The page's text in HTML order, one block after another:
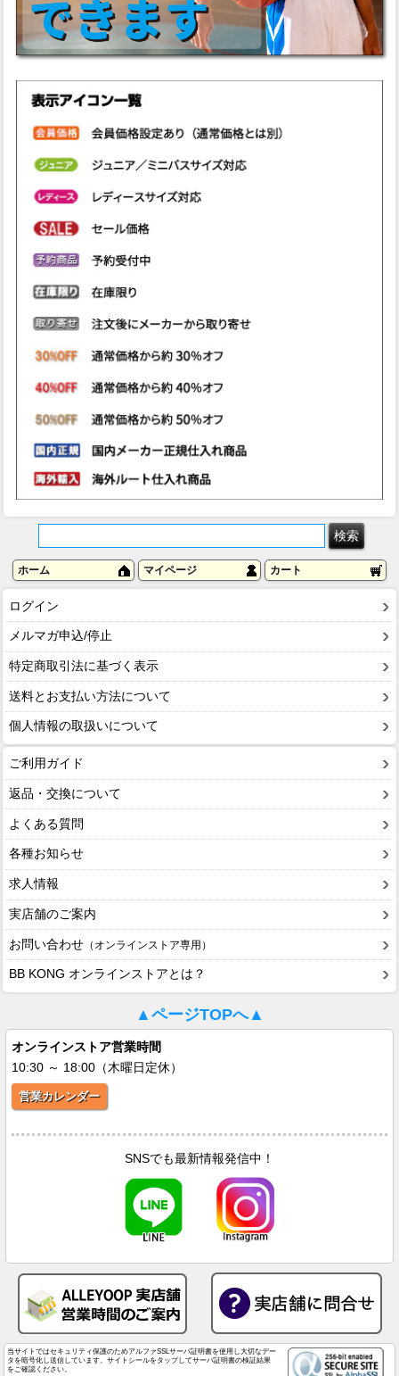
ホーム マイページ カート
ログイン
メルマガ申込/停止
特定商取引法に基づく表示
送料とお支払い方法について
個人情報の取扱いについて
ご利用ガイド
返品・交換について
よくある質問
各種お知らせ
求人情報
実店舗のご案内
お問い合わせ （オンラインストア専用）
BB KONG オンラインストアとは？
▲ページTOPへ▲
オンラインストア営業時間
10:30 ～ 18:00（木曜日定休）
営業カレンダー
SNSでも最新情報発信中！
当サイトではセキュリティ保護のためアルファSSLサーバ証明書を使用し大切なデー
タを暗号化し送信しています。サイトシールをタップしてサーバ証明書の検証結果
をご確認ください。